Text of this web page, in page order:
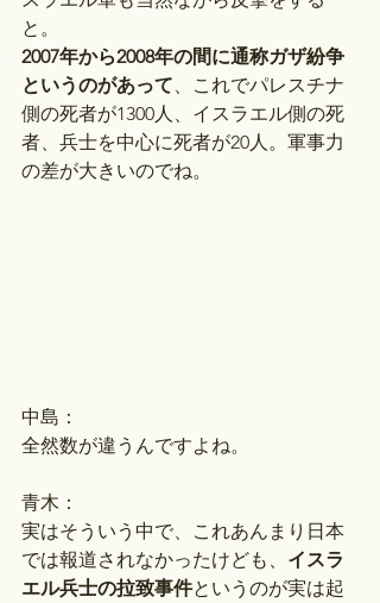
と。
2007年から2008年の間に通称ガザ紛争
というのがあって 、これでパレスチナ
側の死者が1300人、イスラエル側の死
者、兵士を中心に死者が20人。軍事力
の差が大きいのでね。
中島：
全然数が違うんですよね。
青木：
実はそういう中で、これあんまり日本
では報道されなかったけども、 イスラ
エル兵士の拉致事件というのが実は起